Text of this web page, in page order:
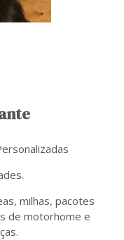
milhas, pacotes
de motorhome e